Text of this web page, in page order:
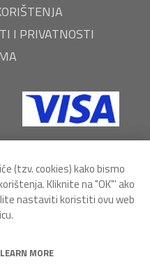
I PRIVATNOSTI
webshop. Sva prava
(tzv. cookies) kako bismo
Kliknite na "OK"' ako
nastaviti koristiti ovu web
LEARN MORE